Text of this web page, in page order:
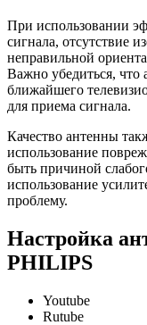
При использовании
сигнала, отсутствие
неправильной
Важно убедиться, что
ближайшего
для приема сигнала.
Качество антенны
использование
быть причиной
использование
проблему.
Настройка
PHILIPS
Youtube
Rutube